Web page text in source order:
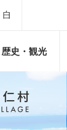
歴史・観光